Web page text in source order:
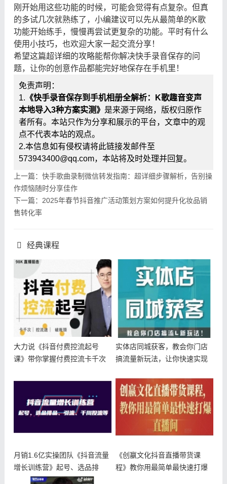
刚开始用这些功能的时候，可能会觉得有点复杂。但真
的多试几次就熟练了，小编建议可以先从最简单的K歌
功能开始练手，慢慢再尝试更复杂的功能。平时有什么
使用小技巧，也欢迎大家一起交流分享！
希望这篇超详细的攻略能帮你解决快手录音保存的问
题，让你的创意作品都能完好地保存在手机里！
免责声明：
1. 《快手录音保存到手机相册全解析：K歌趣音变声
本地导入3种方案实测》 是来源于网络，版权归原作
者所有。本站只作为分享和展示的平台，文章中的观
点不代表本站的观点。
2.本信息如有侵权请将此链接发邮件至
573943400@qq.com，本站将及时处理并回复。
上一篇：快手歌曲录制微信转发指南：超详细步骤解析，告别操
作烦恼随时分享佳作
下一篇：2025年春节抖音推广活动策划方案如何提升化妆品销
售转化率
经典课程
大力说《抖音付费控流起号
课》带你掌握付费控流卡千次
实体店同城获客，教会你门店
搞流量新玩法，让你快速实现
月销1.6亿实操团队《抖音流量
增长训练营》起号、选品排
品、引
《创嬴文化抖音直播带货课
程》教你用最简单最快速打爆